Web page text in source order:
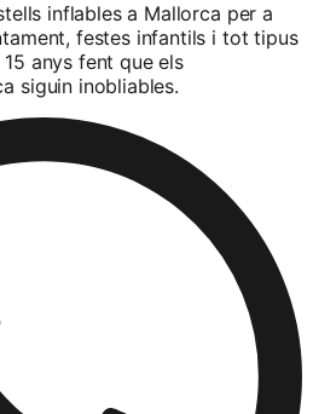
inflables a Mallorca per a
festes infantils i tot tipus
anys fent que els
siguin inobliables.